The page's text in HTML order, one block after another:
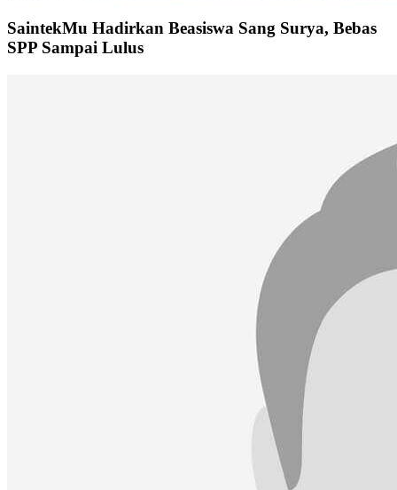
SaintekMu Hadirkan Beasiswa Sang Surya, Bebas
SPP Sampai Lulus